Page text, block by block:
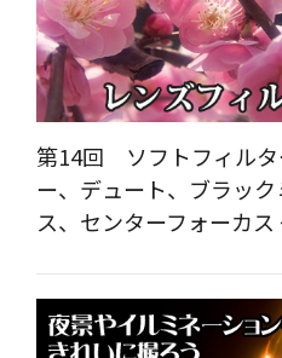
第14回 ソフトフィルタ
ー、デュート、ブラッ
ス、センターフォーカス